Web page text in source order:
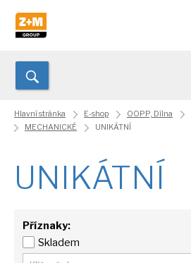
Hlavní stránka E-shop OOPP, Dílna
MECHANICKÉ
UNIKÁTNÍ
UNIKÁTNÍ
Příznaky:
Skladem